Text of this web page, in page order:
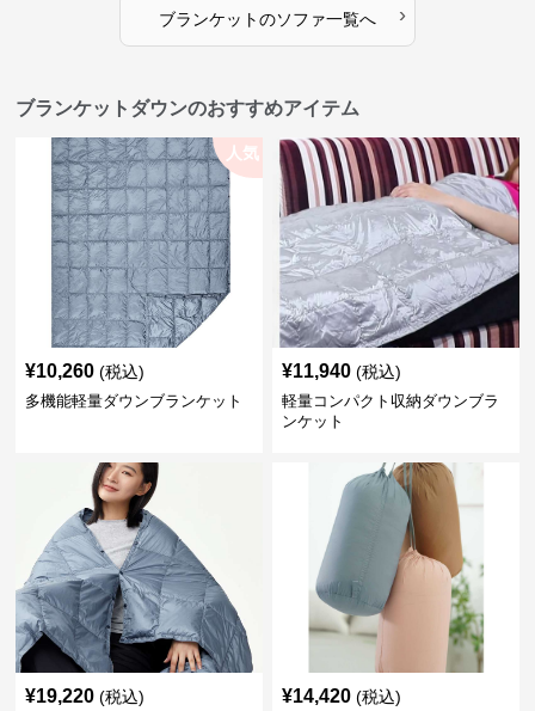
ブランケットのソファ一覧へ ›
ブランケットダウンのおすすめアイテム
人気
¥10,260 (税込)
多機能軽量ダウンブランケット
¥11,940 (税込)
軽量コンパクト収納ダウンブラ
ンケット
¥19,220 (税込) ¥14,420 (税込)